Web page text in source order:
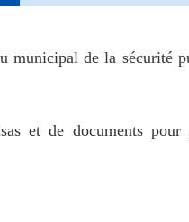
municipal de la
et de documents